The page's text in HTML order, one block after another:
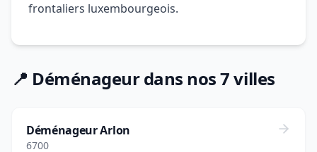
frontaliers luxembourgeois.
📍 Déménageur dans nos 7 villes
Déménageur Arlon
6700